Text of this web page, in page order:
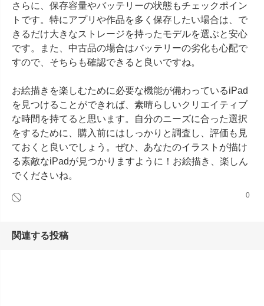
さらに、保存容量やバッテリーの状態もチェックポイン
トです。特にアプリや作品を多く保存したい場合は、で
きるだけ大きなストレージを持ったモデルを選ぶと安心
です。また、中古品の場合はバッテリーの劣化も心配で
すので、そちらも確認できると良いですね。
お絵描きを楽しむために必要な機能が備わっているiPad
を見つけることができれば、素晴らしいクリエイティブ
な時間を持てると思います。自分のニーズに合った選択
をするために、購入前にはしっかりと調査し、評価も見
ておくと良いでしょう。ぜひ、あなたのイラストが描け
る素敵なiPadが見つかりますように！お絵描き、楽しん
でくださいね。
0
関連する投稿